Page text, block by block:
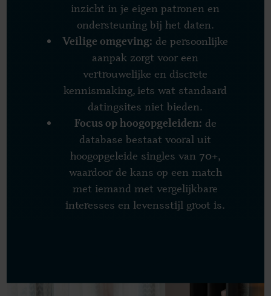
inzicht in je eigen patronen en
ondersteuning bij het daten.
Veilige omgeving: de persoonlijke
aanpak zorgt voor een
vertrouwelijke en discrete
kennismaking, iets wat standaard
datingsites niet bieden.
Focus op hoogopgeleiden: de
database bestaat vooral uit
hoogopgeleide singles van 70+,
waardoor de kans op een match
met iemand met vergelijkbare
interesses en levensstijl groot is.